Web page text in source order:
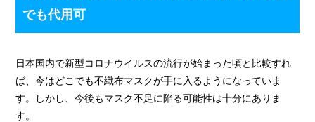
でも代用可
日本国内で新型コロナウイルスの流行が始まった頃と比較すれ
ば、今はどこでも不織布マスクが手に入るようになっていま
す。しかし、今後もマスク不足に陥る可能性は十分にありま
す。